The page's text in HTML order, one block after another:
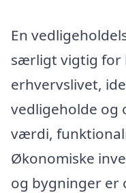
En
særligt vigtig for
erhvervslivet,
vedligeholde og
værdi,
Økonomiske
og bygninger er